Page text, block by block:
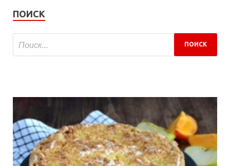
ПОИСК